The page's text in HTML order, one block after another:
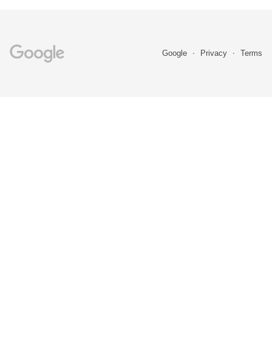
Google Privacy Terms